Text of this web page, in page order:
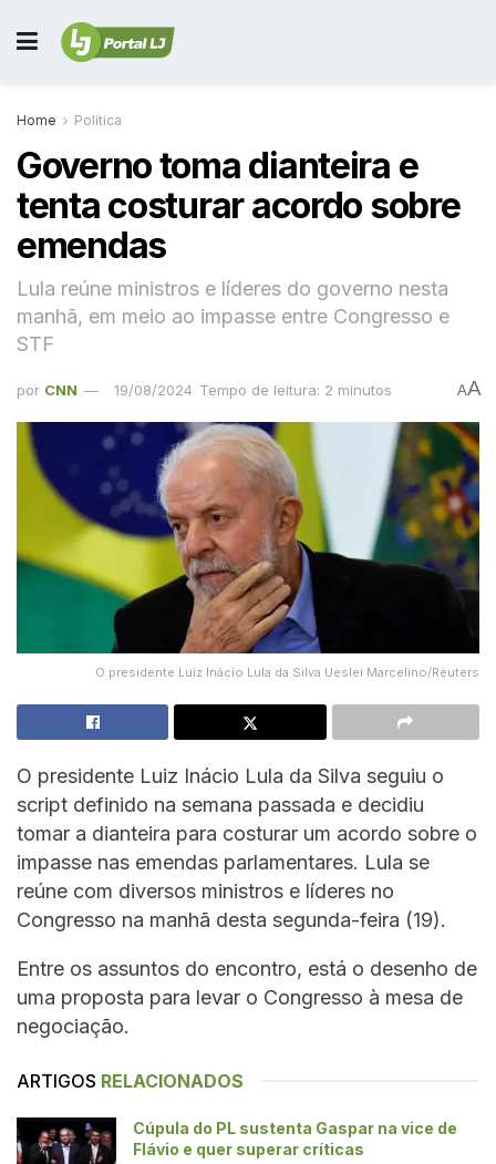
Home Política
Governo toma dianteira e
tenta costurar acordo sobre
emendas
Lula reúne ministros e líderes do governo nesta
manhã, em meio ao impasse entre Congresso e
STF
por CNN 19/08/2024 Tempo de leitura: 2 minutos AA
O presidente Luiz Inácio Lula da Silva Ueslei Marcelino/Reuters
O presidente Luiz Inácio Lula da Silva seguiu o
script definido na semana passada e decidiu
tomar a dianteira para costurar um acordo sobre o
impasse nas emendas parlamentares. Lula se
reúne com diversos ministros e líderes no
Congresso na manhã desta segunda-feira (19).
Entre os assuntos do encontro, está o desenho de
uma proposta para levar o Congresso à mesa de
negociação.
ARTIGOS RELACIONADOS
Cúpula do PL sustenta Gaspar na vice de
Flávio e quer superar críticas